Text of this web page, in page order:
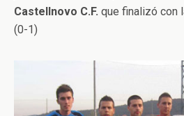
Castellnovo C.F. que finalizó con
(0-1)